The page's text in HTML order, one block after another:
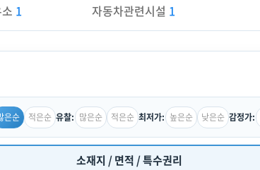
1 자동차관련시설 1
은순 적은순 유찰: 많은순 적은순 최저가: 높은순 낮은순 감정가:
소재지 / 면적 / 특수권리